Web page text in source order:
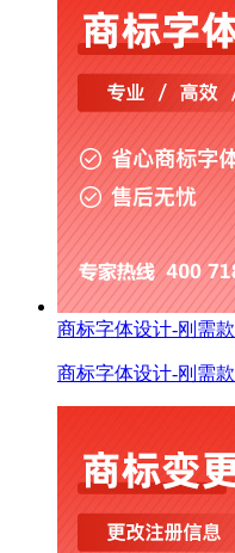
商标字体设计-刚需款
商标字体设计-刚需款